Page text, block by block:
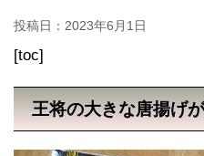
投稿日： 2023年6月1日
[toc]
王将の大きな唐揚げ